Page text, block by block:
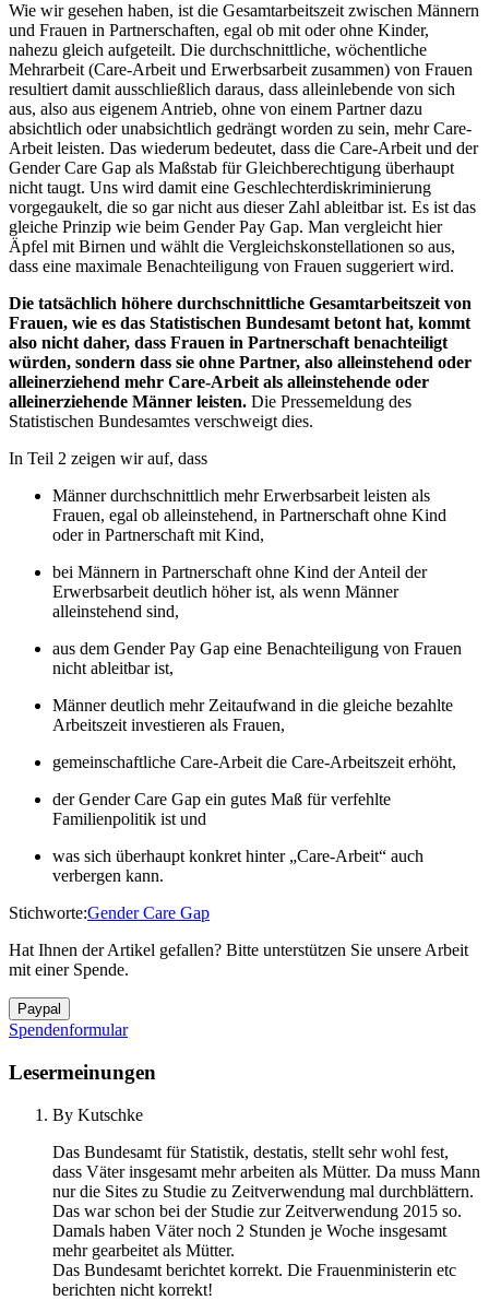
Wie wir gesehen haben, ist die Gesamtarbeitszeit zwischen Männern
und Frauen in Partnerschaften, egal ob mit oder ohne Kinder,
nahezu gleich aufgeteilt. Die durchschnittliche, wöchentliche
Mehrarbeit (Care-Arbeit und Erwerbsarbeit zusammen) von Frauen
resultiert damit ausschließlich daraus, dass alleinlebende von sich
aus, also aus eigenem Antrieb, ohne von einem Partner dazu
absichtlich oder unabsichtlich gedrängt worden zu sein, mehr Care-
Arbeit leisten. Das wiederum bedeutet, dass die Care-Arbeit und der
Gender Care Gap als Maßstab für Gleichberechtigung überhaupt
nicht taugt. Uns wird damit eine Geschlechterdiskriminierung
vorgegaukelt, die so gar nicht aus dieser Zahl ableitbar ist. Es ist das
gleiche Prinzip wie beim Gender Pay Gap. Man vergleicht hier
Äpfel mit Birnen und wählt die Vergleichskonstellationen so aus,
dass eine maximale Benachteiligung von Frauen suggeriert wird.
Die tatsächlich höhere durchschnittliche Gesamtarbeitszeit von
Frauen, wie es das Statistischen Bundesamt betont hat, kommt
also nicht daher, dass Frauen in Partnerschaft benachteiligt
würden, sondern dass sie ohne Partner, also alleinstehend oder
alleinerziehend mehr Care-Arbeit als alleinstehende oder
alleinerziehende Männer leisten. Die Pressemeldung des
Statistischen Bundesamtes verschweigt dies.
In Teil 2 zeigen wir auf, dass
Männer durchschnittlich mehr Erwerbsarbeit leisten als
Frauen, egal ob alleinstehend, in Partnerschaft ohne Kind
oder in Partnerschaft mit Kind,
bei Männern in Partnerschaft ohne Kind der Anteil der
Erwerbsarbeit deutlich höher ist, als wenn Männer
alleinstehend sind,
aus dem Gender Pay Gap eine Benachteiligung von Frauen
nicht ableitbar ist,
Männer deutlich mehr Zeitaufwand in die gleiche bezahlte
Arbeitszeit investieren als Frauen,
gemeinschaftliche Care-Arbeit die Care-Arbeitszeit erhöht,
der Gender Care Gap ein gutes Maß für verfehlte
Familienpolitik ist und
was sich überhaupt konkret hinter „Care-Arbeit“ auch
verbergen kann.
Stichworte:Gender Care Gap
Hat Ihnen der Artikel gefallen? Bitte unterstützen Sie unsere Arbeit
mit einer Spende.
Spendenformular
Lesermeinungen
By Kutschke
Das Bundesamt für Statistik, destatis, stellt sehr wohl fest,
dass Väter insgesamt mehr arbeiten als Mütter. Da muss Mann
nur die Sites zu Studie zu Zeitverwendung mal durchblättern.
Das war schon bei der Studie zur Zeitverwendung 2015 so.
Damals haben Väter noch 2 Stunden je Woche insgesamt
mehr gearbeitet als Mütter.
Das Bundesamt berichtet korrekt. Die Frauenministerin etc
berichten nicht korrekt!